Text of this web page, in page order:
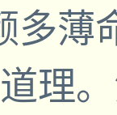
多薄
理